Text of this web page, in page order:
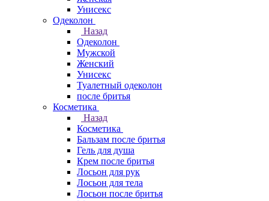
Унисекс
Одеколон
Назад
Одеколон
Мужской
Женский
Унисекс
Туалетный одеколон
после бритья
Косметика
Назад
Косметика
Бальзам после бритья
Гель для душа
Крем после бритья
Лосьон для рук
Лосьон для тела
Лосьон после бритья